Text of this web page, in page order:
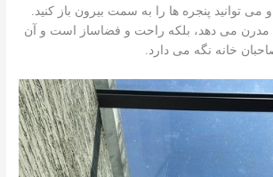
توانید پنجره ها را به سمت بیرون باز کنید.
مدرن می دهد، بلکه راحت و فضاساز است و آن
خانه نگه می دارد.